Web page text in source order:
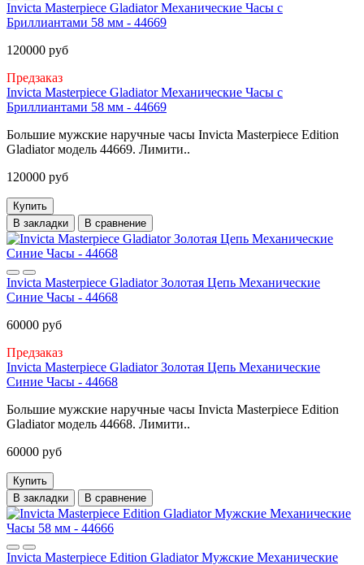
Invicta Masterpiece Gladiator Механические Часы с
Бриллиантами 58 мм - 44669
120000 руб
Предзаказ
Invicta Masterpiece Gladiator Механические Часы с
Бриллиантами 58 мм - 44669
Большие мужские наручные часы Invicta Masterpiece Edition
Gladiator модель 44669. Лимити..
120000 руб
Купить
В закладки
В сравнение
Invicta Masterpiece Gladiator Золотая Цепь Механические
Синие Часы - 44668
60000 руб
Предзаказ
Invicta Masterpiece Gladiator Золотая Цепь Механические
Синие Часы - 44668
Большие мужские наручные часы Invicta Masterpiece Edition
Gladiator модель 44668. Лимити..
60000 руб
Купить
В закладки
В сравнение
Invicta Masterpiece Edition Gladiator Мужские Механические